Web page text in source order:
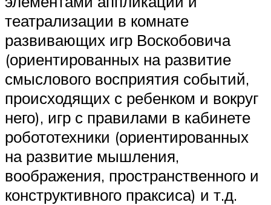
театрализации в комнате
развивающих игр Воскобовича
(ориентированных на развитие
смыслового восприятия событий,
происходящих с ребенком и вокруг
него), игр с правилами в кабинете
робототехники (ориентированных
на развитие мышления,
воображения, пространственного и
конструктивного праксиса) и т.д.